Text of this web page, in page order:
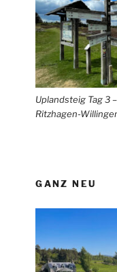
Uplandsteig Tag 3
Ritzhagen-
GANZ NEU